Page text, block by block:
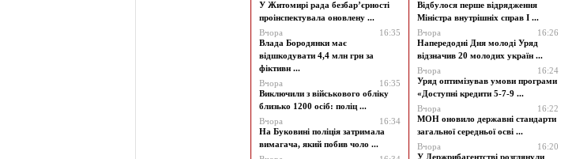
У Житомирі рада безбар’єрності
проінспектувала оновлену ...
Вчора
16:35
Влада Бородянки має
відшкодувати 4,4 млн грн за
фіктивн ...
Вчора
16:35
Виключили з військового обліку
близько 1200 осіб: поліц ...
Вчора
16:34
На Буковині поліція затримала
вимагача, який побив чоло ...
Відбулося перше відрядження
Міністра внутрішніх справ І ...
Вчора
16:26
Напередодні Дня молоді Уряд
відзначив 20 молодих україн ...
Вчора
16:24
Уряд оптимізував умови програми
«Доступні кредити 5-7-9 ...
Вчора
16:22
МОН оновило державні стандарти
загальної середньої осві ...
Вчора
16:20
У Держрибагентстві розглянули